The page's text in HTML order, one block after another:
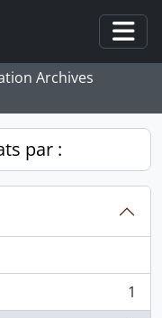
Archives
par :
1